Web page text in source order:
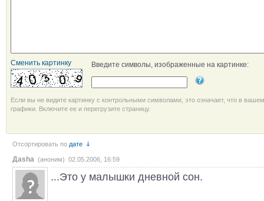
Сменить картинку Введите символы, изображенные на картинке:
Если вы не видите картинку с контрольными символами, это означает, что в
графики. Включите ее и перегрузите страницу.
Отсортировать по дате
Даsha (аноним) 02.05.2006, 16:59
...Это у малышки дневной сон.